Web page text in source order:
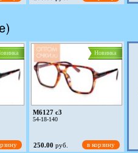
3009 c7
200.00 руб.
M6127 c3
54-18-140
Новинка
250.00 руб. в корзину